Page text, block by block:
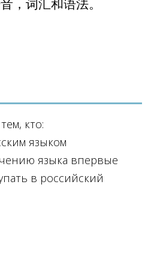
кто:
языком
языка впервые
в российский